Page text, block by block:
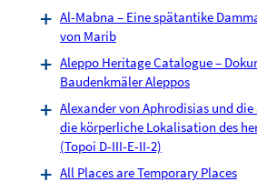
Al-Mabna – Eine spätantike
von Marib
Aleppo Heritage Catalogue –
Baudenkmäler Aleppos
Alexander von Aphrodisias und
die körperliche Lokalisation des
(Topoi D-III-E-II-2)
All Places are Temporary Places